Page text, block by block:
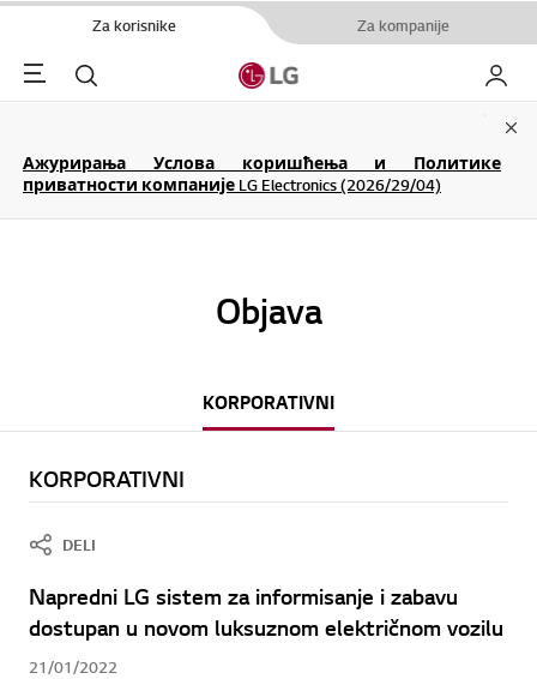
Za korisnike Za kompanije
Menu Pretraga Moj LG
Ажурирања Услова коришћења и Политике
приватности компаније LG Electronics (2026/29/04)
Objava
KORPORATIVNI
KORPORATIVNI
DELI
Napredni LG sistem za informisanje i zabavu
dostupan u novom luksuznom električnom vozilu
21/01/2022